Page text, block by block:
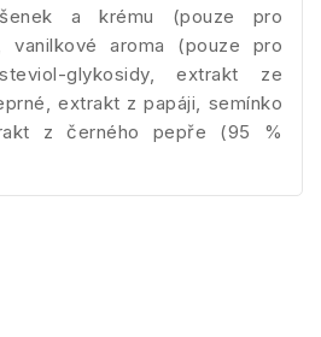
a krému (pouze pro
vanilkové aroma (pouze pro
glykosidy, extrakt ze
extrakt z papáji, semínko
z černého pepře (95 %